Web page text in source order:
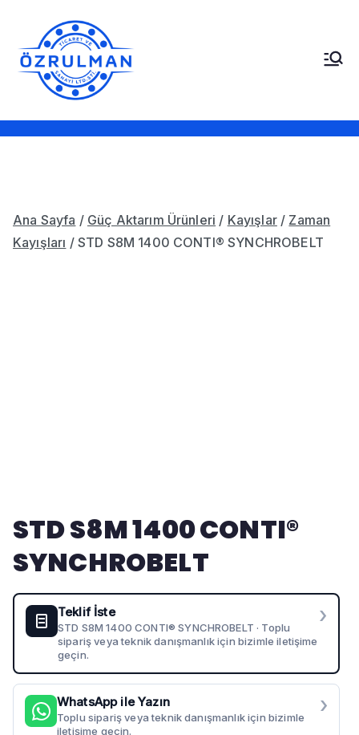
Ana Sayfa / Güç Aktarım Ürünleri / Kayışlar/ Zaman
Kayışları / STD S8M 1400 CONTI® SYNCHROBELT
STD S8M 1400 CONTI®
SYNCHROBELT
Teklif İste
STD S8M 1400 CONTI® SYNCHROBELT · Toplu
sipariş veya teknik danışmanlık için bizimle iletişime
geçin.
›
WhatsApp ile Yazın
Toplu sipariş veya teknik danışmanlık için bizimle
iletişime geçin.
›